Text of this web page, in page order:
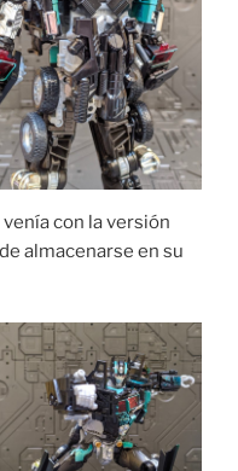
con la versión
almacenarse en su